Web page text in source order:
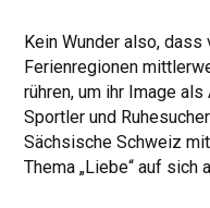
Kein Wunder also,
Ferienregionen
rühren, um ihr Image
Sportler und
Sächsische Schweiz
Thema „Liebe“ auf sich